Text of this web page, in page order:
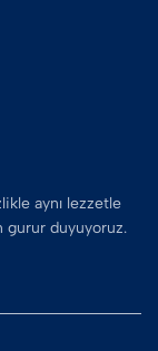
aynı lezzetle
duyuyoruz.